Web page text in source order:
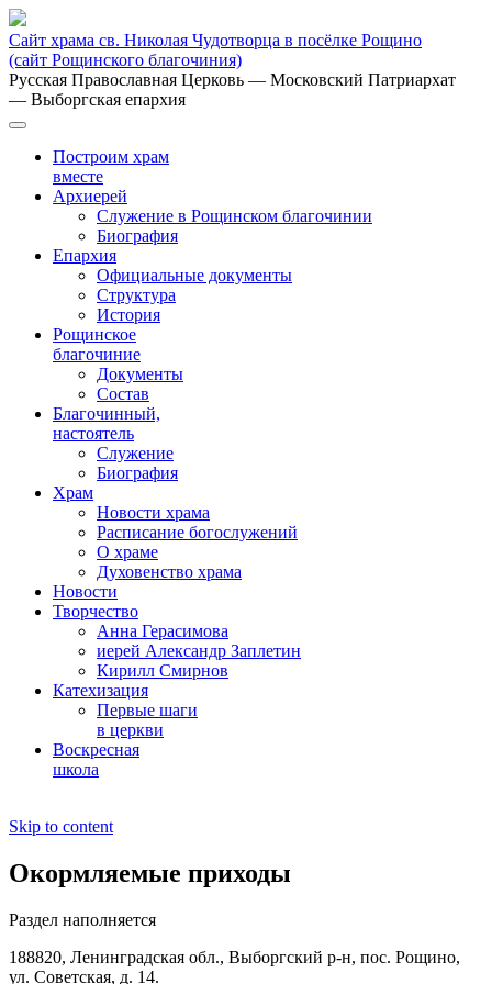
Сайт храма св. Николая Чудотворца в посёлке Рощино
(сайт Рощинского благочиния)
Русская Православная Церковь — Московский Патриархат
— Выборгская епархия
Построим храм
вместе
Архиерей
Служение в Рощинском благочинии
Биография
Епархия
Официальные документы
Структура
История
Рощинское
благочиние
Документы
Состав
Благочинный,
настоятель
Служение
Биография
Храм
Новости храма
Расписание богослужений
О храме
Духовенство храма
Новости
Творчество
Анна Герасимова
иерей Александр Заплетин
Кирилл Смирнов
Катехизация
Первые шаги
в церкви
Воскресная
школа
Skip to content
Окормляемые приходы
Раздел наполняется
188820, Ленинградская обл., Выборгский р-н, пос. Рощино,
ул. Советская, д. 14.